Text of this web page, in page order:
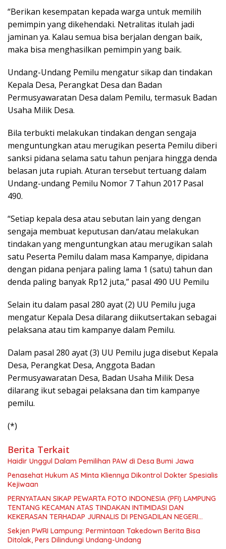
“Berikan kesempatan kepada warga untuk memilih
pemimpin yang dikehendaki. Netralitas itulah jadi
jaminan ya. Kalau semua bisa berjalan dengan baik,
maka bisa menghasilkan pemimpin yang baik.
Undang-Undang Pemilu mengatur sikap dan tindakan
Kepala Desa, Perangkat Desa dan Badan
Permusyawaratan Desa dalam Pemilu, termasuk Badan
Usaha Milik Desa.
Bila terbukti melakukan tindakan dengan sengaja
menguntungkan atau merugikan peserta Pemilu diberi
sanksi pidana selama satu tahun penjara hingga denda
belasan juta rupiah. Aturan tersebut tertuang dalam
Undang-undang Pemilu Nomor 7 Tahun 2017 Pasal
490.
“Setiap kepala desa atau sebutan lain yang dengan
sengaja membuat keputusan dan/atau melakukan
tindakan yang menguntungkan atau merugikan salah
satu Peserta Pemilu dalam masa Kampanye, dipidana
dengan pidana penjara paling lama 1 (satu) tahun dan
denda paling banyak Rp12 juta,” pasal 490 UU Pemilu
Selain itu dalam pasal 280 ayat (2) UU Pemilu juga
mengatur Kepala Desa dilarang diikutsertakan sebagai
pelaksana atau tim kampanye dalam Pemilu.
Dalam pasal 280 ayat (3) UU Pemilu juga disebut Kepala
Desa, Perangkat Desa, Anggota Badan
Permusyawaratan Desa, Badan Usaha Milik Desa
dilarang ikut sebagai pelaksana dan tim kampanye
pemilu.
(*)
Berita Terkait
Haidir Unggul Dalam Pemilihan PAW di Desa Bumi Jawa
Penasehat Hukum AS Minta Kliennya Dikontrol Dokter Spesialis
Kejiwaan
PERNYATAAN SIKAP PEWARTA FOTO INDONESIA (PFI) LAMPUNG
TENTANG KECAMAN ATAS TINDAKAN INTIMIDASI DAN
KEKERASAN TERHADAP JURNALIS DI PENGADILAN NEGERI
TANJUNG KARANG.
Sekjen PWRI Lampung: Permintaan Takedown Berita Bisa
Ditolak, Pers Dilindungi Undang-Undang